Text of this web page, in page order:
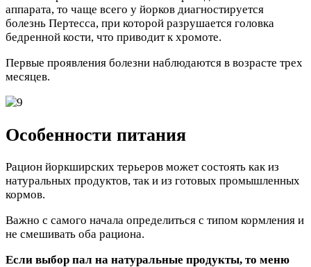
аппарата, то чаще всего у йорков диагностируется
болезнь Пертесса, при которой разрушается головка
бедренной кости, что приводит к хромоте.
Первые проявления болезни наблюдаются в возрасте трех
месяцев.
Особенности питания
Рацион йоркширских терьеров может состоять как из
натуральных продуктов, так и из готовых промышленных
кормов.
Важно с самого начала определиться с типом кормления и
не смешивать оба рациона.
Если выбор пал на натуральные продукты, то меню